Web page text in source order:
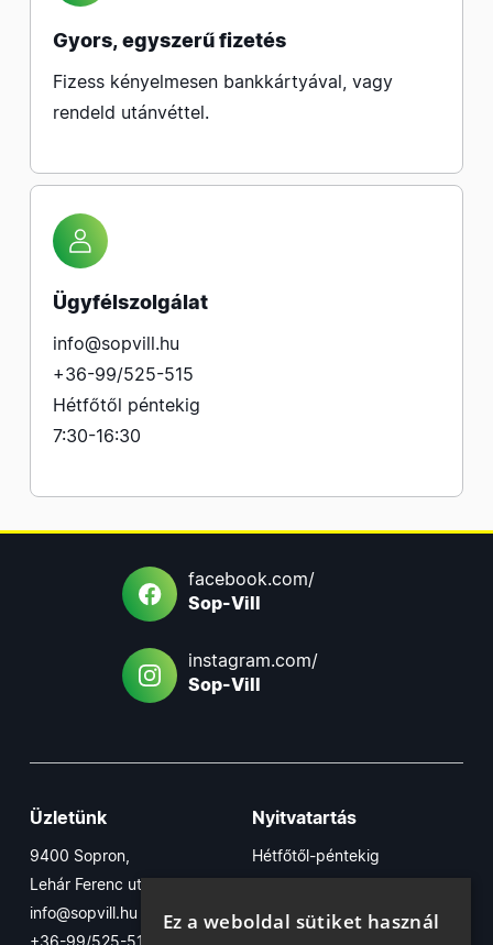
Gyors, egyszerű fizetés
Fizess kényelmesen bankkártyával, vagy
rendeld utánvéttel.
Ügyfélszolgálat
info@sopvill.hu
+36-99/525-515
Hétfőtől péntekig
7:30-16:30
facebook.com/
Sop-Vill
instagram.com/
Sop-Vill
Üzletünk
9400 Sopron,
Lehár Ferenc utca 17/B
info@sopvill.hu
+36-99/525-515
Nyitvatartás
Hétfőtől-péntekig
7:30-16:30
Szombaton
Ez a weboldal sütiket használ